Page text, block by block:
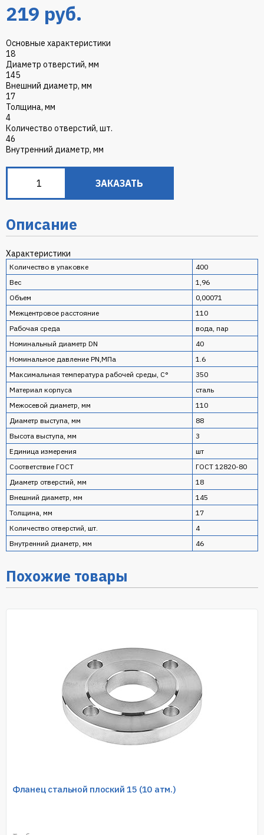
219 руб.
Основные характеристики
18
Диаметр отверстий, мм
145
Внешний диаметр, мм
17
Толщина, мм
4
Количество отверстий, шт.
46
Внутренний диаметр, мм
ЗАКАЗАТЬ
Описание
Характеристики
Количество в упаковке
400
Вес
1,96
Объем
0,00071
Межцентровое расстояние
110
Рабочая среда
вода, пар
Номинальный диаметр DN
40
Номинальное давление PN,МПа
1.6
Максимальная температура рабочей среды, С°
350
Материал корпуса
сталь
Межосевой диаметр, мм
110
Диаметр выступа, мм
88
Высота выступа, мм
3
Единица измерения
шт
Соответствие ГОСТ
ГОСТ 12820-80
Диаметр отверстий, мм
18
Внешний диаметр, мм
145
Толщина, мм
17
Количество отверстий, шт.
4
Внутренний диаметр, мм
46
Похожие товары
Фланец стальной плоский 15 (10 атм.)